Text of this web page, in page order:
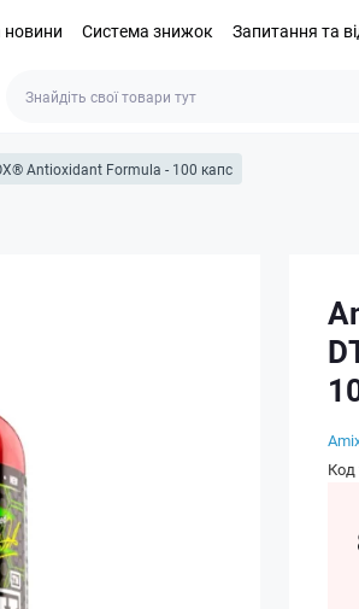
новини Система знижок Запитання та
Antioxidant Formula - 100 капс
Код